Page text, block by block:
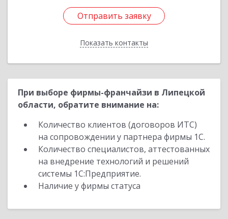
Отправить заявку
Показать контакты
Отправить заявку
Назад
При выборе фирмы-франчайзи в Липецкой
области, обратите внимание на:
Количество клиентов (договоров ИТС)
на сопровождении у партнера фирмы 1С.
Количество специалистов, аттестованных
на внедрение технологий и решений
системы 1С:Предприятие.
Наличие у фирмы статуса